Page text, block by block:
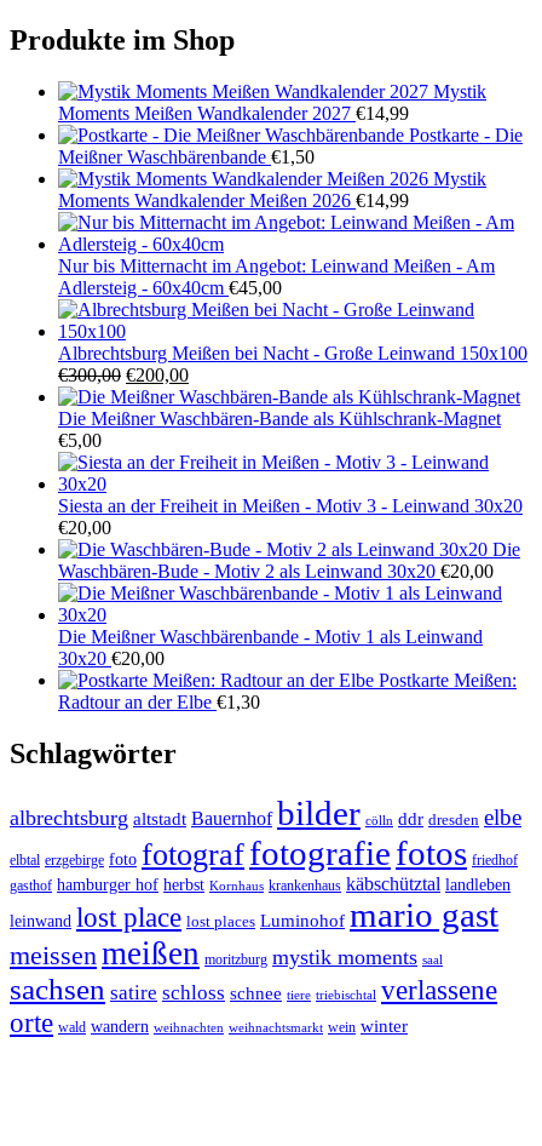
Produkte im Shop
Mystik
Moments Meißen Wandkalender 2027 €14,99
Postkarte - Die
Meißner Waschbärenbande €1,50
Mystik
Moments Wandkalender Meißen 2026 €14,99
Nur bis Mitternacht im Angebot: Leinwand Meißen - Am
Adlersteig - 60x40cm €45,00
Albrechtsburg Meißen bei Nacht - Große Leinwand 150x100
€300,00 Ursprünglicher
Preis
war:
€200,00Aktueller
Preis
ist:
Die Meißner Waschbären-Bande als Kühlschrank-Magnet
€5,00
Siesta an der Freiheit in Meißen - Motiv 3 - Leinwand 30x20
€20,00
Die
Waschbären-Bude - Motiv 2 als Leinwand 30x20 €20,00
Die Meißner Waschbärenbande - Motiv 1 als Leinwand
30x20 €20,00
Postkarte Meißen:
Radtour an der Elbe €1,30
Schlagwörter
albrechtsburg altstadt Bauernhof bilder cölln ddr dresden elbe
elbtal erzgebirge foto fotograffotografiefotos friedhof
gasthof hamburger hof herbst Kornhaus krankenhaus käbschütztal landleben
leinwand lost place lost places Luminohof mario gast
meissen meißen moritzburg mystik moments saal
sachsen satire schloss schnee tiere triebischtal verlassene
orte wald wandern weihnachten weihnachtsmarkt wein winter